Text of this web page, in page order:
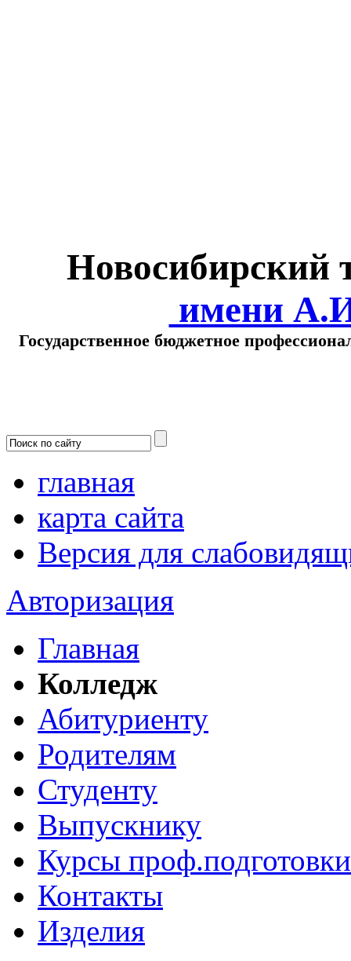
Новосибирский
имени
Государственное бюджетное
главная
карта сайта
Версия для
Авторизация
Главная
Колледж
Абитуриенту
Родителям
Студенту
Выпускнику
Курсы проф.подготовки
Контакты
Изделия